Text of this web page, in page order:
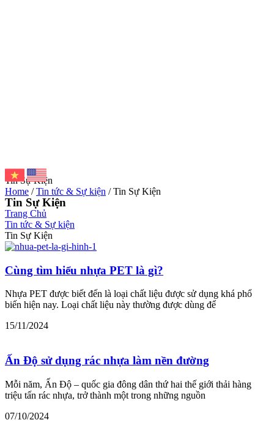
Tin Sự Kiện
Home /Tin tức & Sự kiện / Tin Sự Kiện
Tin Sự Kiện
Trang Chủ
Tin tức & Sự kiện
Tin Sự Kiện
Cùng tìm hiểu nhựa PET là gì?
Nhựa PET được biết đến là loại chất liệu được sử dụng khá phổ
biến hiện nay. Loại chất liệu này thường được dùng để
15/11/2024
Ấn Độ sử dụng rác nhựa làm nền đường
Mỗi năm, Ấn Độ – quốc gia đông dân thứ hai thế giới thải hàng
triệu tấn rác nhựa, trở thành một trong những nguồn
07/10/2024